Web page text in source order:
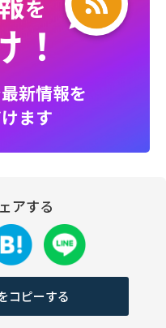
を
！
新情報を
ます
アする
コピーする